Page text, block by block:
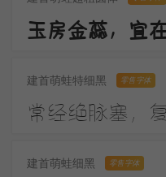
建首萌蛙特细黑 零售字体
建首萌蛙细黑 零售字体